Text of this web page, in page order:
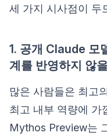
세 가지 시사점이 두
1. 공개 Claude 모
계를 반영하지 않
많은 사람들은 최고
최고 내부 역량에 가
Mythos Preview는